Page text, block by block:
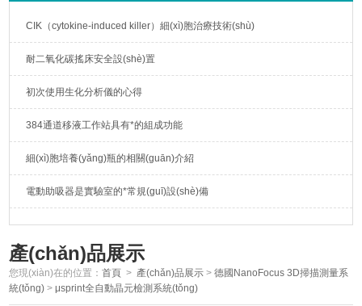
CIK（cytokine-induced killer）細(xì)胞治療技術(shù)
耐二氧化碳搖床安全設(shè)置
初次使用生化分析儀的心得
384通道移液工作站具有*的組成功能
細(xì)胞培養(yǎng)瓶的相關(guān)介紹
電動助吸器是實驗室的*常規(guī)設(shè)備
產(chǎn)品展示
您現(xiàn)在的位置：首頁 > 產(chǎn)品展示 >德國NanoFocus 3D掃描測量系
統(tǒng) >μsprint全自動晶元檢測系統(tǒng)